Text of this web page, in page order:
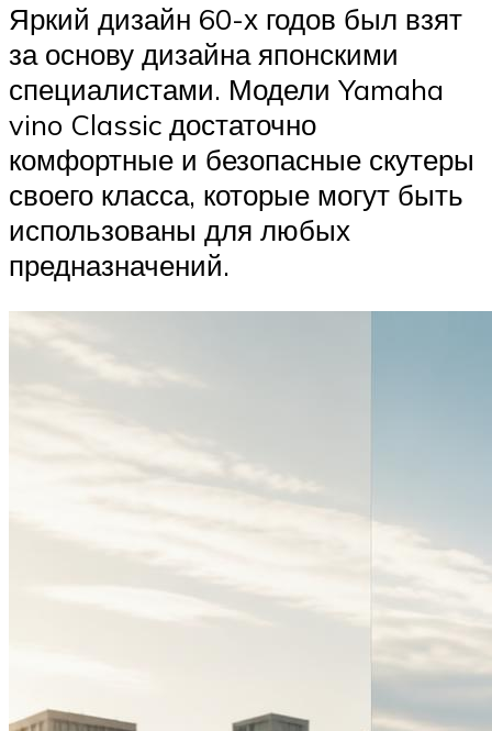
Яркий дизайн 60-х годов был взят
за основу дизайна японскими
специалистами. Модели Yamaha
vino Classic достаточно
комфортные и безопасные скутеры
своего класса, которые могут быть
использованы для любых
предназначений.